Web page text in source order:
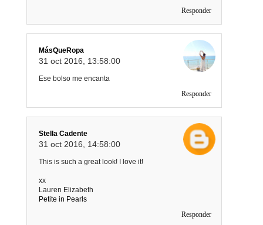
Responder
MásQueRopa
31 oct 2016, 13:58:00
Ese bolso me encanta
Responder
Stella Cadente
31 oct 2016, 14:58:00
This is such a great look! I love it!
xx
Lauren Elizabeth
Petite in Pearls
Responder